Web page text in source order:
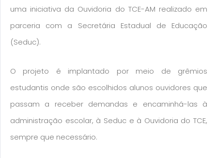
uma iniciativa da Ouvidoria do TCE-AM realizado em
parceria com a Secretária Estadual de Educação
(Seduc).
O projeto é implantado por meio de grêmios
estudantis onde são escolhidos alunos ouvidores que
passam a receber demandas e encaminhá-las à
administração escolar, à Seduc e à Ouvidoria do TCE,
sempre que necessário.